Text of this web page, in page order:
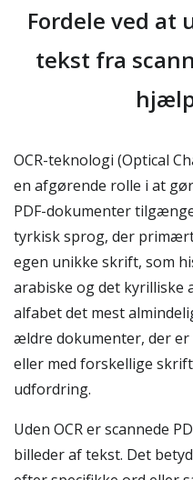
Fordele ved at
tekst fra
OCR-teknologi (Optical
en afgørende rolle i at
PDF-dokumenter
tyrkisk sprog, der
egen unikke skrift, som
arabiske og det kyrilliske
alfabet det mest
ældre dokumenter, der
eller med forskellige
udfordring.
Uden OCR er scannede
billeder af tekst. Det